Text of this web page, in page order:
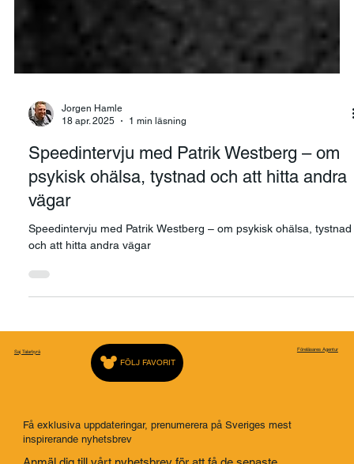
18 apr. 2025
1 min läsning
Speedintervju med Patrik Westberg – om
psykisk ohälsa, tystnad och att hitta andra
vägar
och att hitta andra vägar
Få exklusiva uppdateringar, prenumerera på Sveriges mest